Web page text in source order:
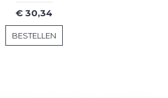
€ 30,34
BESTELLEN